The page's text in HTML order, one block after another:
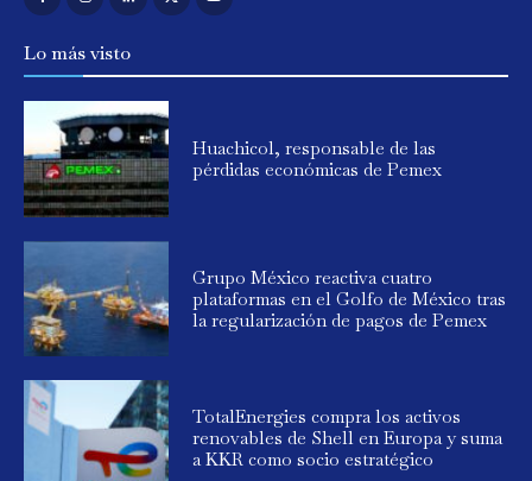
Lo más visto
Huachicol, responsable de las
pérdidas económicas de Pemex
Grupo México reactiva cuatro
plataformas en el Golfo de México tras
la regularización de pagos de Pemex
TotalEnergies compra los activos
renovables de Shell en Europa y suma
a KKR como socio estratégico